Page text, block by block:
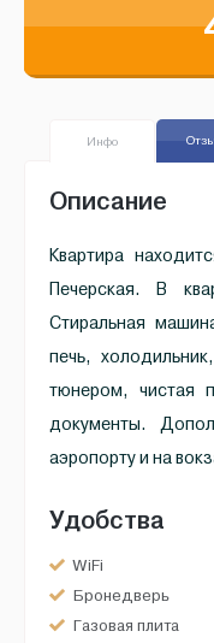
Инфо
Описание
Квартира
Печерская. В
Стиральная
печь,
тюнером, чистая
документы.
аэропорту и на
Удобства
WiFi
Бронедверь
Газовая плита